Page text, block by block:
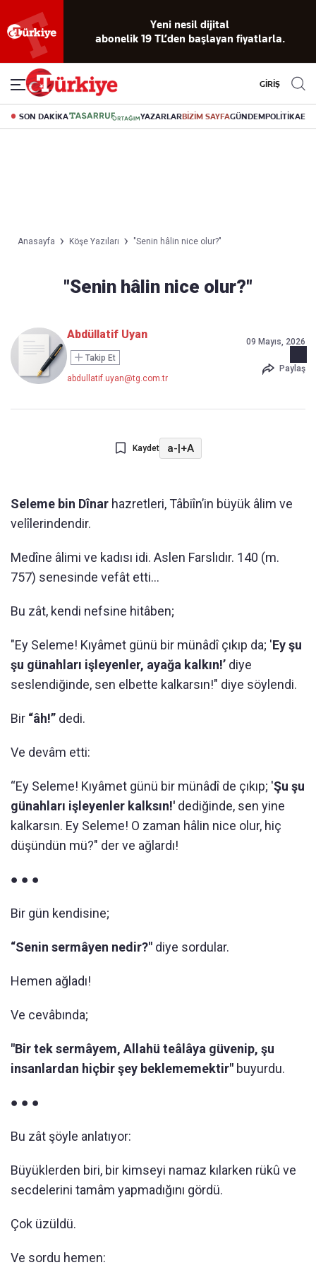
Yeni nesil dijital
abonelik 19 TL’den başlayan fiyatlarla.
GİRİŞ
SON DAKİKA YAZARLARBİZİM SAYFAGÜNDEMPOLİTİKA
Anasayfa Köşe Yazıları "Senin hâlin nice olur?"
"Senin hâlin nice olur?"
Abdüllatif Uyan
Takip Et
abdullatif.uyan@tg.com.tr
09 Mayıs, 2026
Paylaş
Kaydet a-|+A
Seleme bin Dînar hazretleri, Tâbiîn’in büyük âlim ve
velîlerindendir.
Medîne âlimi ve kadısı idi. Aslen Farslıdır. 140 (m.
757) senesinde vefât etti...
Bu zât, kendi nefsine hitâben;
"Ey Seleme! Kıyâmet günü bir münâdî çıkıp da; 'Ey şu
şu günahları işleyenler, ayağa kalkın!’ diye
seslendiğinde, sen elbette kalkarsın!" diye söylendi.
Bir “âh!” dedi.
Ve devâm etti:
“Ey Seleme! Kıyâmet günü bir münâdî de çıkıp; 'Şu şu
günahları işleyenler kalksın!' dediğinde, sen yine
kalkarsın. Ey Seleme! O zaman hâlin nice olur, hiç
düşündün mü?" der ve ağlardı!
● ● ●
Bir gün kendisine;
“Senin sermâyen nedir?" diye sordular.
Hemen ağladı!
Ve cevâbında;
"Bir tek sermâyem, Allahü teâlâya güvenip, şu
insanlardan hiçbir şey beklememektir" buyurdu.
● ● ●
Bu zât şöyle anlatıyor:
Büyüklerden biri, bir kimseyi namaz kılarken rükû ve
secdelerini tamâm yapmadığını gördü.
Çok üzüldü.
Ve sordu hemen: